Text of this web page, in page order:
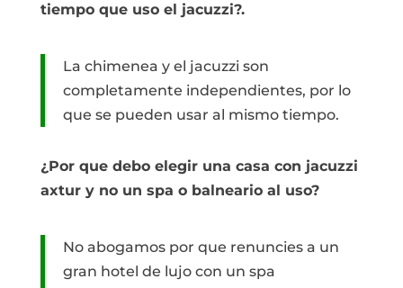
tiempo que uso el jacuzzi?.
La chimenea y el jacuzzi son
completamente independientes, por lo
que se pueden usar al mismo tiempo.
¿Por que debo elegir una casa con jacuzzi
axtur y no un spa o balneario al uso?
No abogamos por que renuncies a un
gran hotel de lujo con un spa